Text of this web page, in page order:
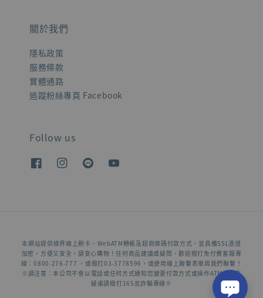
關於我們
隱私政策
服務條款
實體通路
追蹤粉絲專頁 Facebook
Follow us
本網站提供綠界線上刷卡、WebATM轉帳及超商條碼付款方式，並具備SSL憑證
加密，方便又安全，請安心購物！任何商品建議或疑問，歡迎撥打免付費客服專
線：0800-276-777 ，或撥打03-3778596，或使用線上聯繫表單與我們聯繫！
※請注意：本公司不會以電話或任何方式通知您變更付款方式或操作ATM，若有
疑慮請撥打165反詐騙專線※